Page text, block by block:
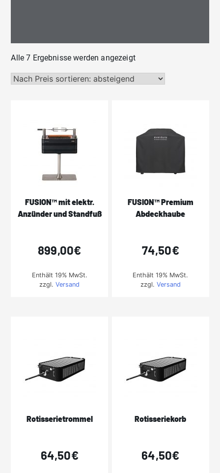
Alle 7 Ergebnisse werden angezeigtNach
Preis
sortiert:
FUSION™ mit elektr.
Anzünder und Standfuß
899,00€
Enthält 19% MwSt.
zzgl.Versand
FUSION™ Premium
Abdeckhaube
74,50€
Enthält 19% MwSt.
zzgl. Versand
Rotisserietrommel
64,50€
Rotisseriekorb
64,50€